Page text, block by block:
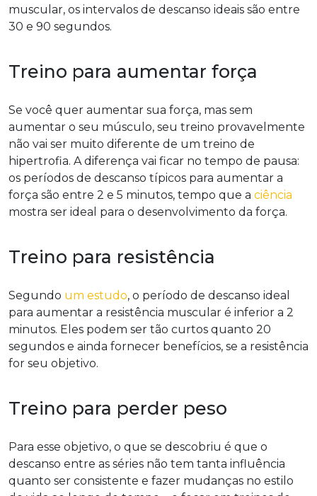
muscular, os intervalos de descanso ideais são entre
30 e 90 segundos.
Treino para aumentar força
Se você quer aumentar sua força, mas sem
aumentar o seu músculo, seu treino provavelmente
não vai ser muito diferente de um treino de
hipertrofia. A diferença vai ficar no tempo de pausa:
os períodos de descanso típicos para aumentar a
força são entre 2 e 5 minutos, tempo que a ciência
mostra ser ideal para o desenvolvimento da força.
Treino para resistência
Segundo um estudo, o período de descanso ideal
para aumentar a resistência muscular é inferior a 2
minutos. Eles podem ser tão curtos quanto 20
segundos e ainda fornecer benefícios, se a resistência
for seu objetivo.
Treino para perder peso
Para esse objetivo, o que se descobriu é que o
descanso entre as séries não tem tanta influência
quanto ser consistente e fazer mudanças no estilo